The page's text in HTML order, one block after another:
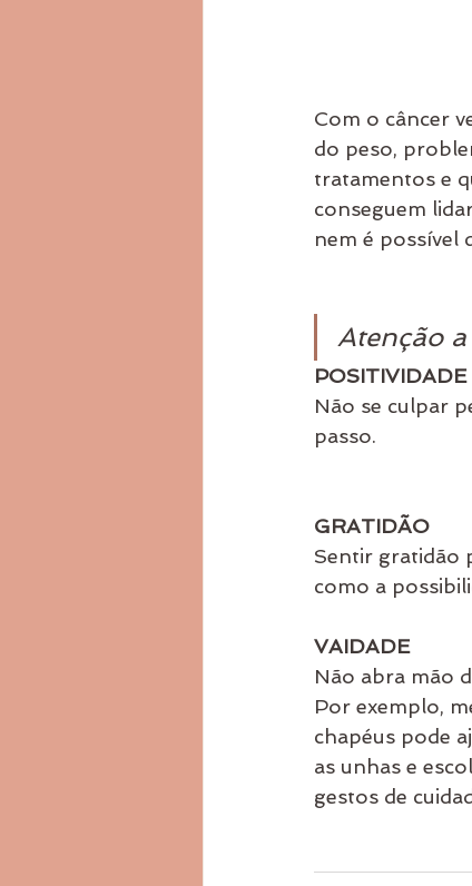
Com o câncer
do peso,
tratamentos e
conseguem
nem é possível
Atenção
POSITIVIDADE
Não se culpar
passo.
GRATIDÃO
Sentir gratidão
como a
VAIDADE
Não abra mão
Por exemplo,
chapéus pode
as unhas e
gestos de